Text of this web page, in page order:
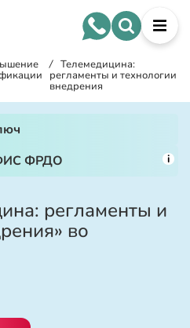
/ Телемедицина:
регламенты и технологии
внедрения
ФИС ФРДО
i
регламенты и
во